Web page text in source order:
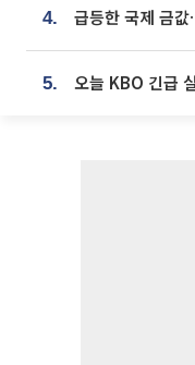
4. 급등한 국제 금
5. 오늘 KBO 긴급